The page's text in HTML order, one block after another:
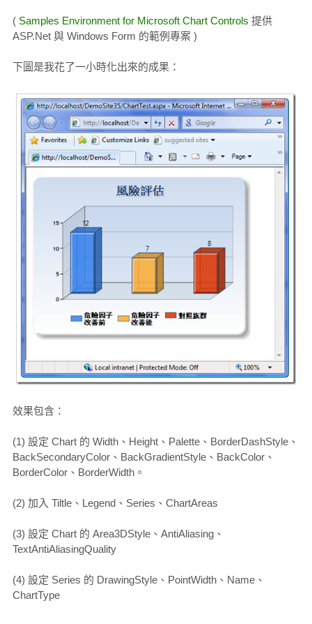
( Samples Environment for Microsoft Chart Controls 提供
ASP.Net 與 Windows Form 的範例專案 )
下圖是我花了一小時化出來的成果：
效果包含：
(1) 設定 Chart 的 Width、Height、Palette、BorderDashStyle、
BackSecondaryColor、BackGradientStyle、BackColor、
BorderColor、BorderWidth。
(2) 加入 Tiltle、Legend、Series、ChartAreas
(3) 設定 Chart 的 Area3DStyle、AntiAliasing、
TextAntiAliasingQuality
(4) 設定 Series 的 DrawingStyle、PointWidth、Name、
ChartType